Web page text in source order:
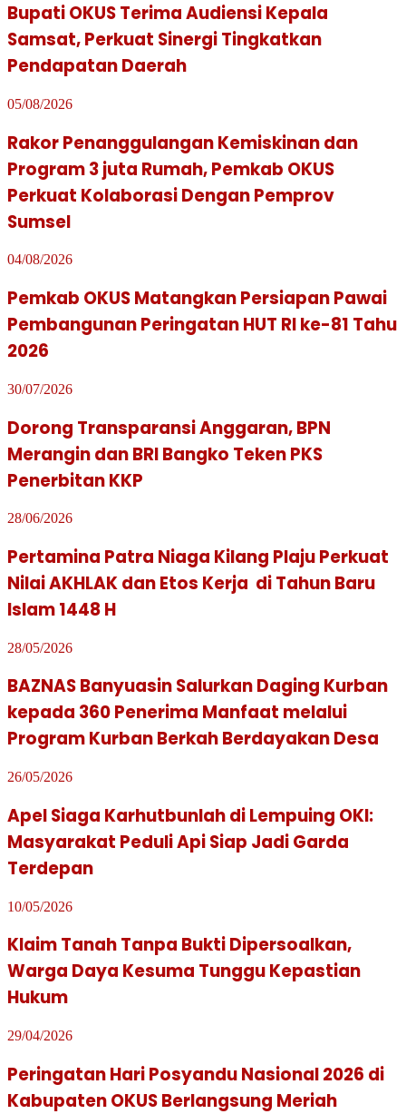
Bupati OKUS Terima Audiensi Kepala
Samsat, Perkuat Sinergi Tingkatkan
Pendapatan Daerah
05/08/2026
Rakor Penanggulangan Kemiskinan dan
Program 3 juta Rumah, Pemkab OKUS
Perkuat Kolaborasi Dengan Pemprov
Sumsel
04/08/2026
Pemkab OKUS Matangkan Persiapan Pawai
Pembangunan Peringatan HUT RI ke-81 Tahu
2026
30/07/2026
Dorong Transparansi Anggaran, BPN
Merangin dan BRI Bangko Teken PKS
Penerbitan KKP
28/06/2026
Pertamina Patra Niaga Kilang Plaju Perkuat
Nilai AKHLAK dan Etos Kerja di Tahun Baru
Islam 1448 H
28/05/2026
BAZNAS Banyuasin Salurkan Daging Kurban
kepada 360 Penerima Manfaat melalui
Program Kurban Berkah Berdayakan Desa
26/05/2026
Apel Siaga Karhutbunlah di Lempuing OKI:
Masyarakat Peduli Api Siap Jadi Garda
Terdepan
10/05/2026
Klaim Tanah Tanpa Bukti Dipersoalkan,
Warga Daya Kesuma Tunggu Kepastian
Hukum
29/04/2026
Peringatan Hari Posyandu Nasional 2026 di
Kabupaten OKUS Berlangsung Meriah